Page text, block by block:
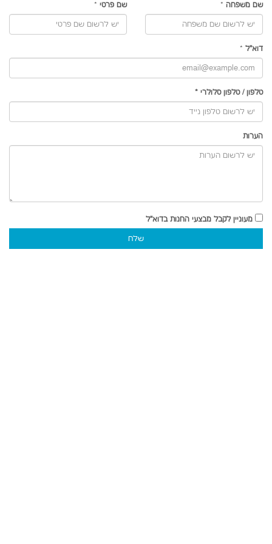
שם פרטי * שם משפחה *
דוא"ל *
טלפון /טלפון סלולרי *
הערות
מעוניין לקבל מבצעי החנות בדוא"ל